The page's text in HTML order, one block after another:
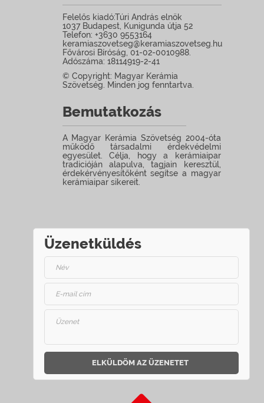
Felelős kiadó:Túri András elnök
1037 Budapest, Kunigunda útja 52
Telefon: +3630 9553164
keramiaszovetseg@keramiaszovetseg.hu
Fővárosi Bíróság, 01-02-0010988.
Adószáma: 18114919-2-41
© Copyright: Magyar Kerámia
Szövetség. Minden jog fenntartva.
Bemutatkozás
A Magyar Kerámia Szövetség 2004-óta
működő társadalmi érdekvédelmi
egyesület. Célja, hogy a kerámiaipar
tradicióján alapulva, tagjain keresztül,
érdekérvényesítőként segítse a magyar
kerámiaipar sikereit.
Üzenetküldés
ELKÜLDÖM AZ ÜZENETET